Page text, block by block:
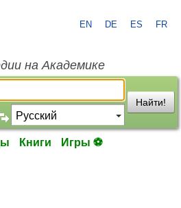
EN DE ES FR
на Академике
Найти!
Книги Игры ⚽